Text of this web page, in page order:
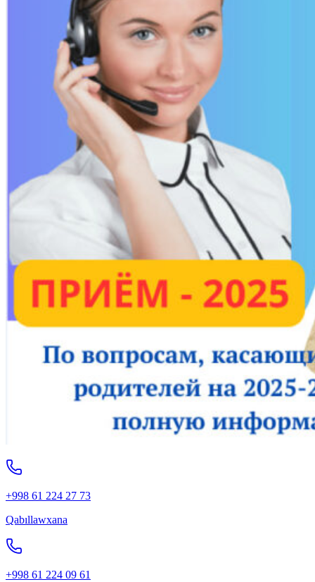
+998 61 224 27 73
Qabıllawxana
+998 61 224 09 61